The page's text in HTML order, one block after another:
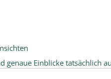
genaue Einblicke tatsächlich